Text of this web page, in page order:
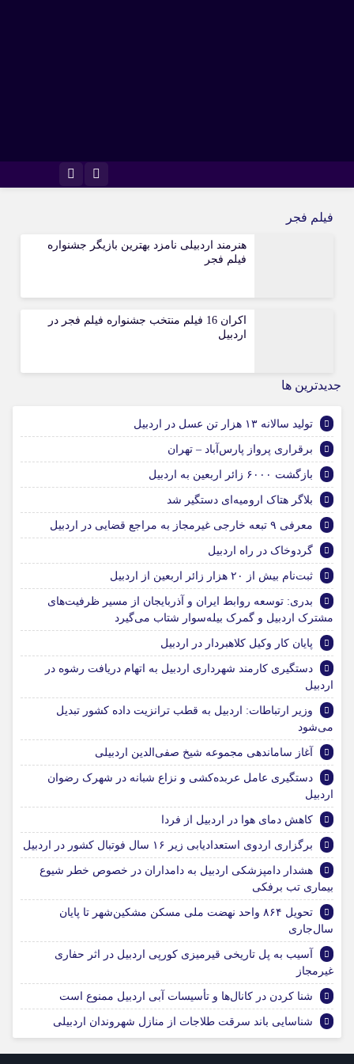
فیلم فجر
هنرمند اردبیلی نامزد بهترین بازیگر جشنواره
فیلم فجر
اکران 16 فیلم منتخب جشنواره فیلم فجر در
اردبیل
جديدترين ها
تولید سالانه ۱۳ هزار تن عسل در اردبیل
برقراری پرواز پارس‌آباد – تهران
بازگشت ۶۰۰۰ زائر اربعین به اردبیل
بلاگر هتاک ارومیه‌ای دستگیر شد
معرفی ۹ تبعه خارجی غیرمجاز به مراجع قضایی در اردبیل
گردوخاک در راه اردبیل
ثبت‌نام بیش از ۲۰ هزار زائر اربعین از اردبیل
بدری: توسعه روابط ایران و آذربایجان از مسیر ظرفیت‌های
مشترک اردبیل و گمرک بیله‌سوار شتاب می‌گیرد
پایان کار وکیل کلاهبردار در اردبیل
دستگیری کارمند شهرداری اردبیل به اتهام دریافت رشوه در
اردبیل
وزیر ارتباطات: اردبیل به قطب ترانزیت داده کشور تبدیل
می‌شود
آغاز ساماندهی مجموعه شیخ صفی‌الدین اردبیلی
دستگیری عامل عربده‌کشی و نزاع شبانه در شهرک رضوان
اردبیل
کاهش دمای هوا در اردبیل از فردا
برگزاری اردوی استعدادیابی زیر ۱۶ سال فوتبال کشور در اردبیل
هشدار دامپزشکی اردبیل به دامداران در خصوص خطر شیوع
بیماری تب برفکی
تحویل ۸۶۴ واحد نهضت ملی مسکن مشکین‌شهر تا پایان
سال‌جاری
آسیب به پل تاریخی قیرمیزی کورپی اردبیل در اثر حفاری
غیرمجاز
شنا کردن در کانال‌ها و تأسیسات آبی اردبیل ممنوع است
شناسایی باند سرقت طلاجات از منازل شهروندان اردبیلی